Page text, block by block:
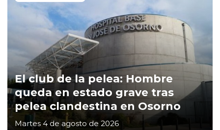
El club de la pelea: Hombre
queda en estado grave tras
pelea clandestina en Osorno
Martes 4 de agosto de 2026